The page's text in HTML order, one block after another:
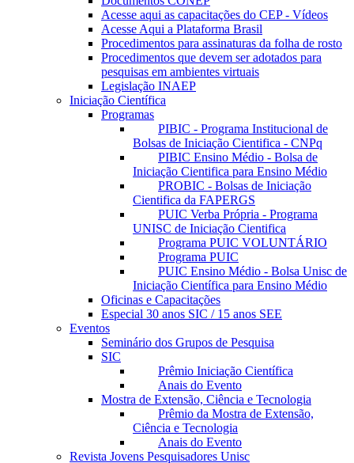
Acesse aqui as capacitações do CEP - Vídeos
Acesse Aqui a Plataforma Brasil
Procedimentos para assinaturas da folha de rosto
Procedimentos que devem ser adotados para
pesquisas em ambientes virtuais
Legislação INAEP
Iniciação Científica
Programas
PIBIC - Programa Institucional de
Bolsas de Iniciação Cientifica - CNPq
PIBIC Ensino Médio - Bolsa de
Iniciação Cientifica para Ensino Médio
PROBIC - Bolsas de Iniciação
Cientifica da FAPERGS
PUIC Verba Própria - Programa
UNISC de Iniciação Cientifica
Programa PUIC VOLUNTÁRIO
Programa PUIC
PUIC Ensino Médio - Bolsa Unisc de
Iniciação Científica para Ensino Médio
Oficinas e Capacitações
Especial 30 anos SIC / 15 anos SEE
Eventos
Seminário dos Grupos de Pesquisa
SIC
Prêmio Iniciação Científica
Anais do Evento
Mostra de Extensão, Ciência e Tecnologia
Prêmio da Mostra de Extensão,
Ciência e Tecnologia
Anais do Evento
Revista Jovens Pesquisadores Unisc